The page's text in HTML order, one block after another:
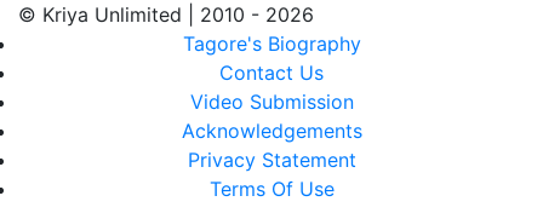
© Kriya Unlimited | 2010 - 2026
Tagore's Biography
Contact Us
Video Submission
Acknowledgements
Privacy Statement
Terms Of Use